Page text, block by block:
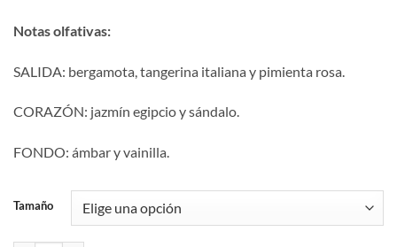
Notas olfativas:
SALIDA: bergamota, tangerina italiana y pimienta rosa.
CORAZÓN: jazmín egipcio y sándalo.
FONDO: ámbar y vainilla.
Tamaño